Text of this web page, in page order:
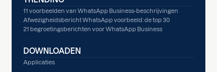
11 voorbeelden van WhatsApp Business-beschrijvingen
Afwezigheidsbericht WhatsApp voorbeeld: de top 30
21 begroetingsberichten voor WhatsApp Business
DOWNLOADEN
Applicaties